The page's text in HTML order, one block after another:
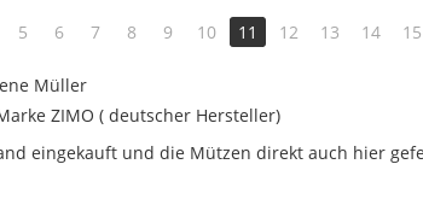
5 6 7 8 9 10 11 12 13 14 15
Müller
ZIMO ( deutscher Hersteller)
eingekauft und die Mützen direkt auch hier